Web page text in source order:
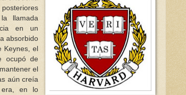
llamada
en un
absorbido
Keynes, el
ocupó de
el
aún creía
era, en lo